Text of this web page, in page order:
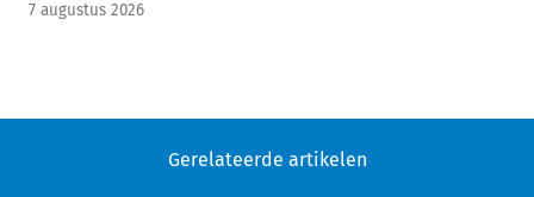
7 augustus 2026
Gerelateerde artikelen